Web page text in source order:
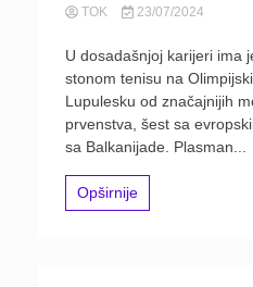
TOK 23/07/2024
U dosadašnjoj karijeri ima
stonom tenisu na
Lupulesku od značajnijih
prvenstva, šest sa
sa Balkanijade. Plasman...
Opširnije